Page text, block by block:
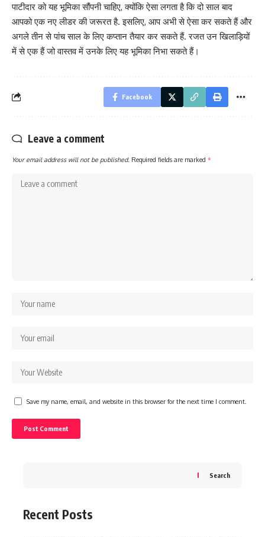
पाटीदार को यह भूमिका सौंपनी चाहिए, क्योंकि ऐसा लगता है कि दो साल बाद
आपको एक नए लीडर की जरूरत है. इसलिए, आप अभी से ऐसा कर सकते हैं और
अगले तीन से पांच साल के लिए कप्तान तैयार कर सकते हैं. रजत उन खिलाड़ियों
में से एक हैं जो वास्तव में उनके लिए यह भूमिका निभा सकते हैं।
Facebook
Leave a comment
Your email address will not be published. Required fields are marked *
Save my name, email, and website in this browser for the next time I comment.
Search
Recent Posts